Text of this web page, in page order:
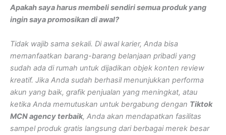
Apakah saya harus membeli sendiri semua produk yang
ingin saya promosikan di awal?
Tidak wajib sama sekali. Di awal karier, Anda bisa
memanfaatkan barang-barang belanjaan pribadi yang
sudah ada di rumah untuk dijadikan objek konten review
kreatif. Jika Anda sudah berhasil menunjukkan performa
akun yang baik, grafik penjualan yang meningkat, atau
ketika Anda memutuskan untuk bergabung dengan Tiktok
MCN agency terbaik, Anda akan mendapatkan fasilitas
sampel produk gratis langsung dari berbagai merek besar